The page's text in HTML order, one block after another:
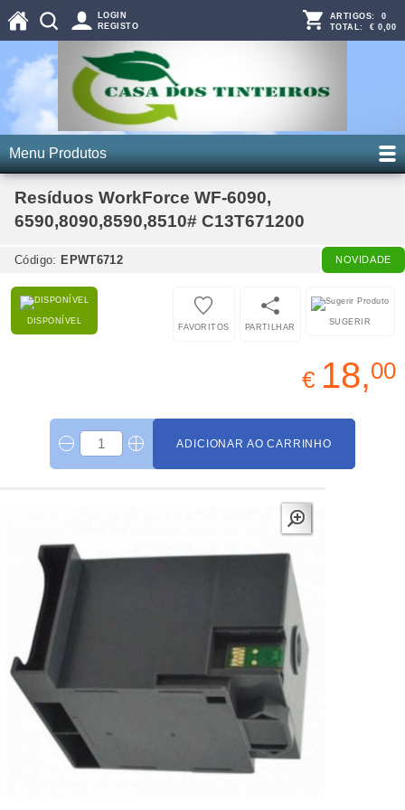
LOGIN
REGISTO
ARTIGOS: 0
TOTAL: € 0,00
Menu Produtos
Resíduos WorkForce WF-6090,
6590,8090,8590,8510# C13T671200
Código: EPWT6712 NOVIDADE
DISPONÍVEL SUGERIR
PARTILHAR
FAVORITOS
€ 18,00
ADICIONAR AO CARRINHO